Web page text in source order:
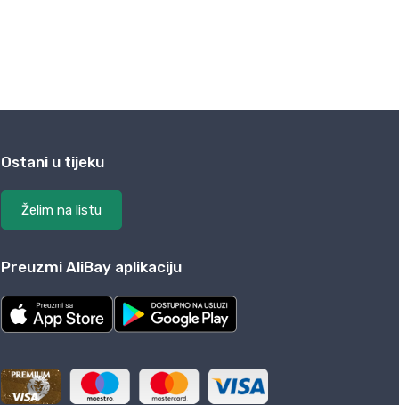
Ostani u tijeku
Želim na listu
Preuzmi AliBay aplikaciju